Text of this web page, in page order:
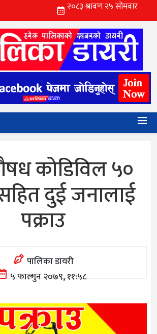
कोडिविल ५०
दुई जनालाई
पक्राउ
पालिका डायरी
५ फाल्गुन २०७९, ११:५८